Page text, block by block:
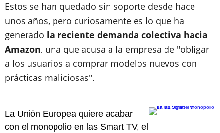
Estos se han quedado sin soporte desde hace
unos años, pero curiosamente es lo que ha
generado la reciente demanda colectiva hacia
Amazon, una que acusa a la empresa de "obligar
a los usuarios a comprar modelos nuevos con
prácticas maliciosas".
La Unión Europea quiere acabar
con el monopolio en las Smart TV, el